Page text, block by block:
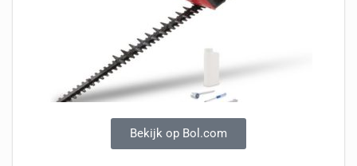
Bekijk op Bol.com